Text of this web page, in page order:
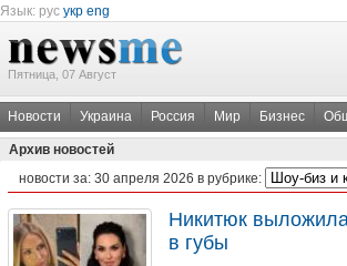
Язык: рус укр eng
Пятница, 07 Август
Новости Украина Россия Мир Бизнес
Архив новостей
новости за: 30 апреля 2026 в рубрике:
Никитюк
в губы